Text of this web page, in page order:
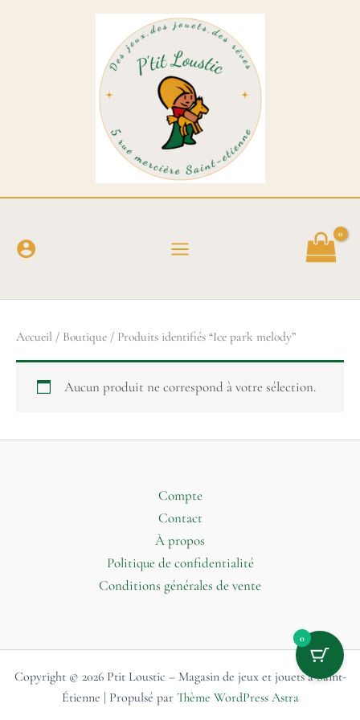
Accueil / Boutique / Produits identifiés “Ice park melody”
Aucun produit ne correspond à votre sélection.
Compte
Contact
À propos
Politique de confidentialité
Conditions générales de vente
Copyright © 2026 Ptit Loustic – Magasin de jeux et jouets à Saint-
Étienne | Propulsé par Thème WordPress Astra
0